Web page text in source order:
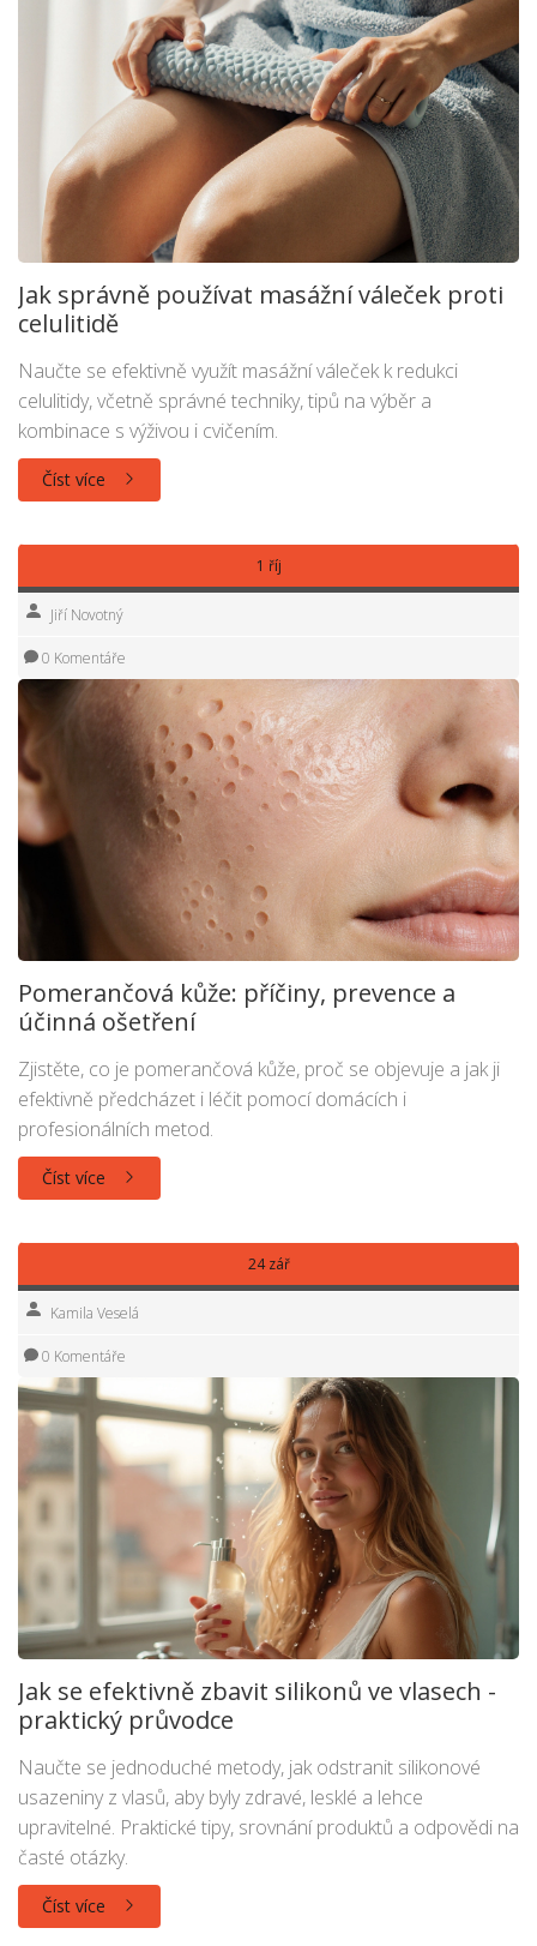
Jak správně používat masážní váleček proti
celulitidě
Naučte se efektivně využít masážní váleček k redukci
celulitidy, včetně správné techniky, tipů na výběr a
kombinace s výživou i cvičením.
Číst více
1 říj
Jiří Novotný
0 Komentáře
Pomerančová kůže: příčiny, prevence a
účinná ošetření
Zjistěte, co je pomerančová kůže, proč se objevuje a jak ji
efektivně předcházet i léčit pomocí domácích i
profesionálních metod.
Číst více
24 zář
Kamila Veselá
0 Komentáře
Jak se efektivně zbavit silikonů ve vlasech -
praktický průvodce
Naučte se jednoduché metody, jak odstranit silikonové
usazeniny z vlasů, aby byly zdravé, lesklé a lehce
upravitelné. Praktické tipy, srovnání produktů a odpovědi na
časté otázky.
Číst více